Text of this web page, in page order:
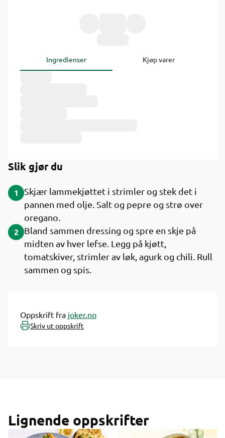
Ingredienser Kjøp varer
Slik gjør du
1
Skjær lammekjøttet i strimler og stek det i
pannen med olje. Salt og pepre og strø over
oregano.
2 Bland sammen dressing og spre en skje på
midten av hver lefse. Legg på kjøtt,
tomatskiver, strimler av løk, agurk og chili. Rull
sammen og spis.
Oppskrift fra joker.no
Skriv ut oppskrift
Lignende oppskrifter